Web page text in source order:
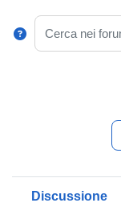
Cerca nei forum
Discussione